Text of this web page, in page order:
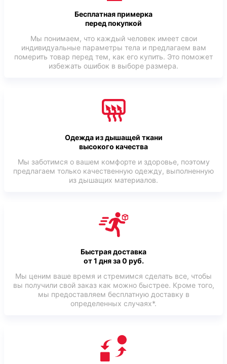
Бесплатная примерка
перед покупкой
Мы понимаем, что каждый человек имеет свои
индивидуальные параметры тела и предлагаем вам
померить товар перед тем, как его купить. Это поможет
избежать ошибок в выборе размера.
Одежда из дышащей ткани
высокого качества
Мы заботимся о вашем комфорте и здоровье, поэтому
предлагаем только качественную одежду, выполненную
из дышащих материалов.
Быстрая доставка
от 1 дня за 0 руб.
Мы ценим ваше время и стремимся сделать все, чтобы
вы получили свой заказ как можно быстрее. Кроме того,
мы предоставляем бесплатную доставку в
определенных случаях*.